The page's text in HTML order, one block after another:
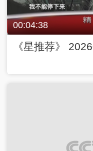
00:04:38
《星推荐》